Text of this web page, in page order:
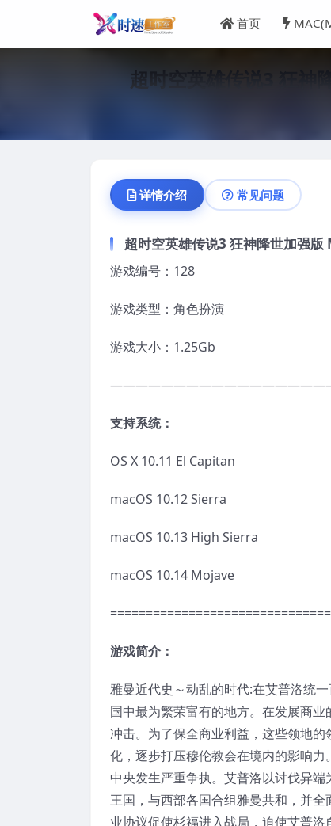
首页
超时空英雄传说3 狂神
详情介绍 常见问题
超时空英雄传说3 狂神降世加强
游戏编号：128
游戏类型：角色扮演
游戏大小：1.25Gb
支持系统：
OS X 10.11 El Capitan
macOS 10.12 Sierra
macOS 10.13 High Sierra
macOS 10.14 Mojave
游戏简介：
雅曼近代史～动乱的时代:在艾普洛统
国中最为繁荣富有的地方。在发展商
冲击。为了保全商业利益，这些领地
化，逐步打压穆伦教会在境内的影响
中央发生严重争执。艾普洛以讨伐异
王国，与西部各国合组雅曼共和，并
业协议促使杉福进入战局，迫使艾普